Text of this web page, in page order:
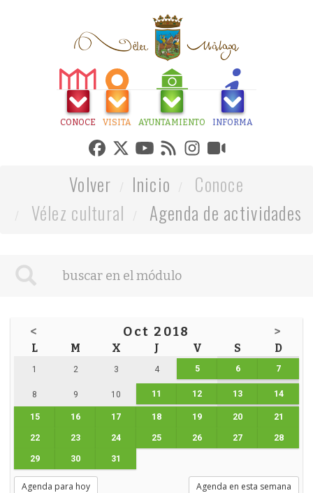
CONOCE VISITA AYUNTAMIENTO INFORMA
Volver Inicio
Conoce
Vélez cultural
Agenda de actividades
< Oct 2018 >
L M X J V S D
1 2 3 4 5 6 7
8 9 10 11 12 13 14
15 16 17 18 19 20 21
22 23 24 25 26 27 28
29 30 31
Agenda para hoy Agenda en esta semana